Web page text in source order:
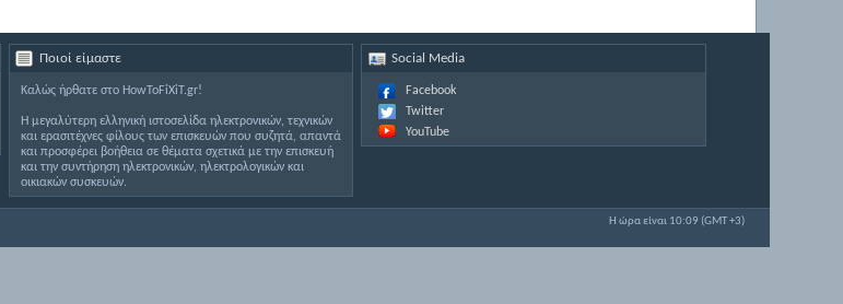
Ποιοί είμαστε
Καλώς ήρθατε στο HowToFiXiT.gr!
Η μεγαλύτερη ελληνική ιστοσελίδα ηλεκτρονικών, τεχνικών
και ερασιτέχνες φίλους των επισκευών που συζητά, απαντά
και προσφέρει βοήθεια σε θέματα σχετικά με την επισκευή
και την συντήρηση ηλεκτρονικών, ηλεκτρολογικών και
οικιακών συσκευών.
Social Media
Facebook
Twitter
YouTube
Η ώρα είναι 10:09 (GMT +3)